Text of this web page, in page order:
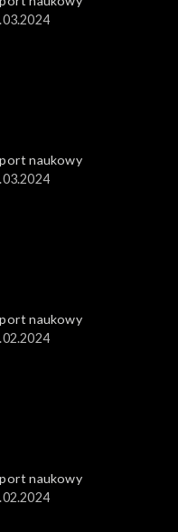
naukowy
naukowy
naukowy